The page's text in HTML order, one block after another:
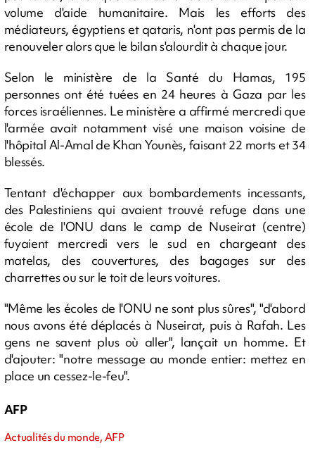
volume d'aide humanitaire. Mais les efforts des
médiateurs, égyptiens et qataris, n'ont pas permis de la
renouveler alors que le bilan s'alourdit à chaque jour.
Selon le ministère de la Santé du Hamas, 195
personnes ont été tuées en 24 heures à Gaza par les
forces israéliennes. Le ministère a affirmé mercredi que
l'armée avait notamment visé une maison voisine de
l'hôpital Al-Amal de Khan Younès, faisant 22 morts et 34
blessés.
Tentant d'échapper aux bombardements incessants,
des Palestiniens qui avaient trouvé refuge dans une
école de l'ONU dans le camp de Nuseirat (centre)
fuyaient mercredi vers le sud en chargeant des
matelas, des couvertures, des bagages sur des
charrettes ou sur le toit de leurs voitures.
"Même les écoles de l'ONU ne sont plus sûres", "d'abord
nous avons été déplacés à Nuseirat, puis à Rafah. Les
gens ne savent plus où aller", lançait un homme. Et
d'ajouter: "notre message au monde entier: mettez en
place un cessez-le-feu".
AFP
Actualités du monde, AFP